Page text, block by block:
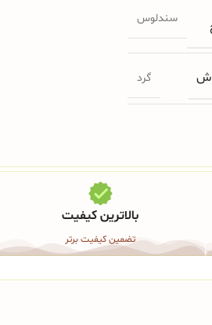
سندلوس
گرد
بالاترین کیفیت
تضمین کیفیت برتر